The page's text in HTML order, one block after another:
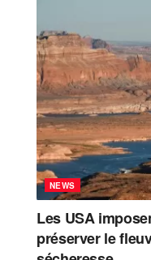
NEWS
Les USA
préserver le